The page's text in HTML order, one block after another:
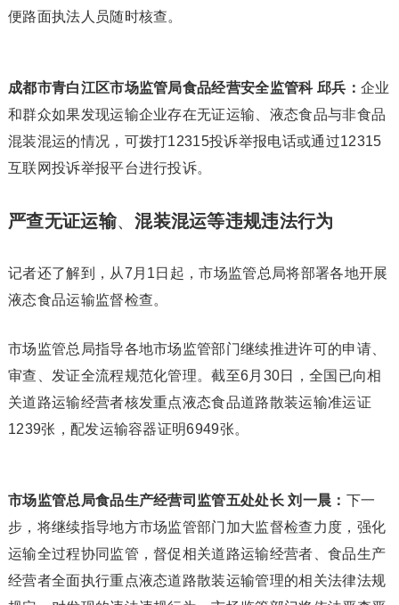
便路面执法人员随时核查。
成都市青白江区市场监管局食品经营安全监管科 邱兵： 企业
和群众如果发现运输企业存在无证运输、液态食品与非食品
混装混运的情况，可拨打12315投诉举报电话或通过12315
互联网投诉举报平台进行投诉。
严查无证运输、混装混运等违规违法行为
记者还了解到，从7月1日起，市场监管总局将部署各地开展
液态食品运输监督检查。
市场监管总局指导各地市场监管部门继续推进许可的申请、
审查、发证全流程规范化管理。截至6月30日，全国已向相
关道路运输经营者核发重点液态食品道路散装运输准运证
1239张，配发运输容器证明6949张。
市场监管总局食品生产经营司监管五处处长 刘一晨： 下一
步，将继续指导地方市场监管部门加大监督检查力度，强化
运输全过程协同监管，督促相关道路运输经营者、食品生产
经营者全面执行重点液态道路散装运输管理的相关法律法规